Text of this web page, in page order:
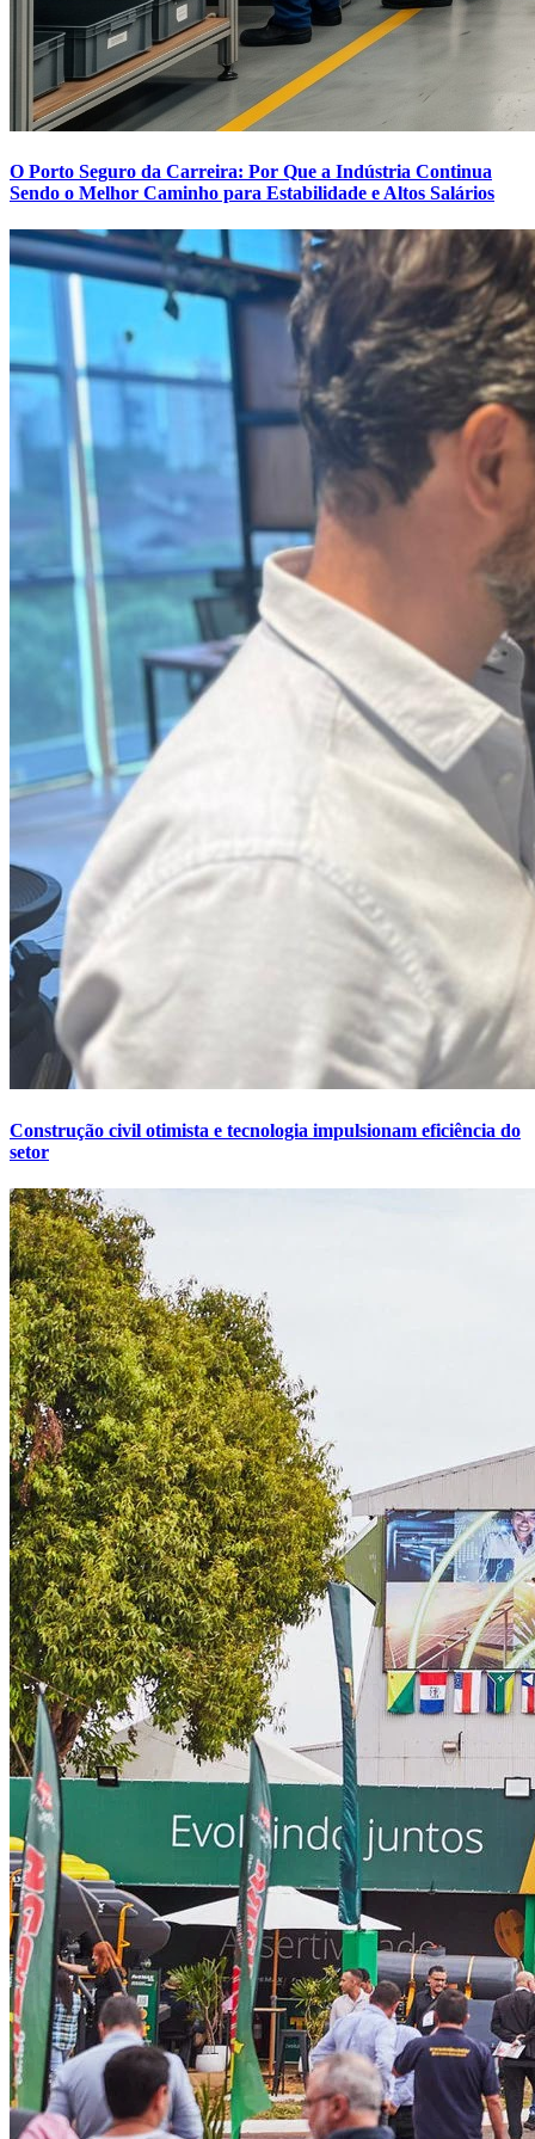
O Porto Seguro da Carreira: Por Que a Indústria Continua
Sendo o Melhor Caminho para Estabilidade e Altos Salários
Construção civil otimista e tecnologia impulsionam eficiência do
setor